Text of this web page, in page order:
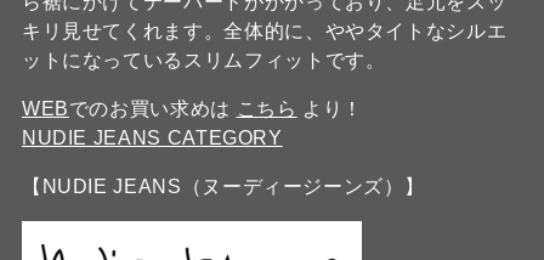
キリ見せてくれます。全体的に、ややタイトなシルエ
ットになっているスリムフィットです。
WEBでのお買い求めは こちら より！
NUDIE JEANS CATEGORY
【NUDIE JEANS（ヌーディージーンズ）】